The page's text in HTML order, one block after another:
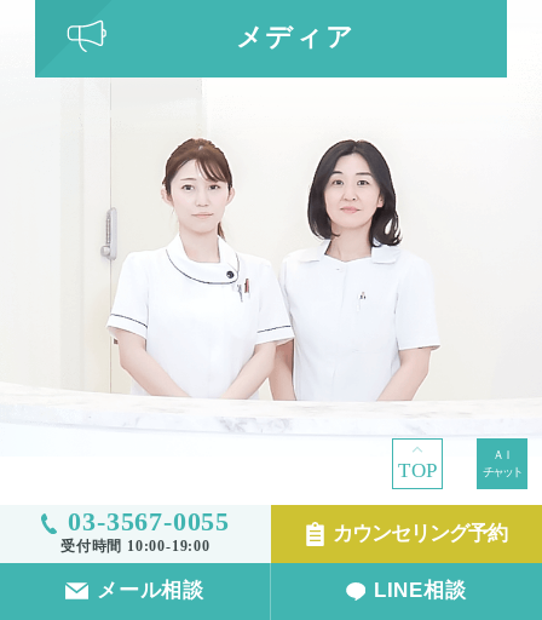
TOP
03-3567-0055
受付時間 10:00-19:00
カウンセリング予約
メール相談 LINE相談
メディア